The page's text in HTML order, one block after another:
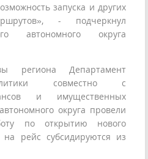
запуска и других
- подчеркнул
автономного округа
региона Департамент
совместно с
и имущественных
округа провели
по открытию нового
рейс субсидируются из